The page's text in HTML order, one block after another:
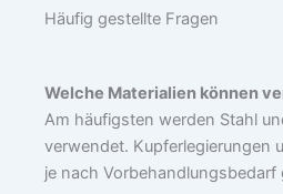
Häufig gestellte Fragen
Welche Materialien können
Am häufigsten werden Stahl
verwendet. Kupferlegierungen
je nach Vorbehandlungsbedarf